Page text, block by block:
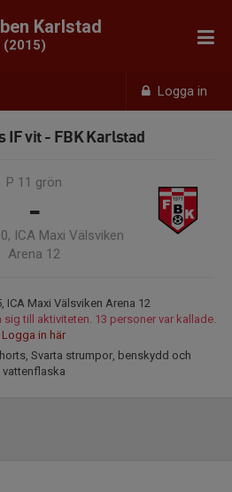
Logga in
Karlstad
(2015)
IF vit - FBK Karlstad
P 11 grön
-
ICA Maxi Välsviken
Arena 12
ICA Maxi Välsviken Arena 12
till aktiviteten. 13 personer var kallade.
Logga in här
Svarta strumpor, benskydd och
vattenflaska